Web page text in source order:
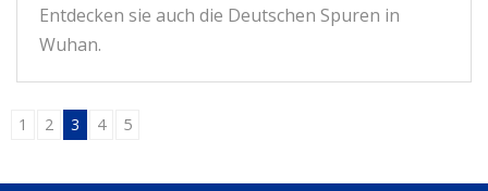
Entdecken sie auch die Deutschen Spuren in
Wuhan.
1 2 3 4 5